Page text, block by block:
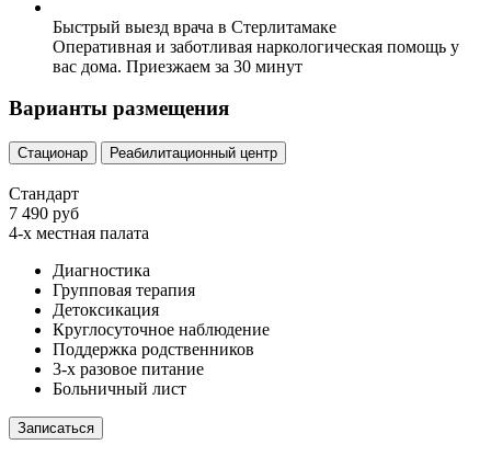
Быстрый выезд врача в Стерлитамаке
Оперативная и заботливая наркологическая помощь у
вас дома. Приезжаем за 30 минут
Варианты размещения
Стационар Реабилитационный центр
Стандарт
7 490 руб
4-х местная палата
Диагностика
Групповая терапия
Детоксикация
Круглосуточное наблюдение
Поддержка родственников
3-х разовое питание
Больничный лист
Записаться